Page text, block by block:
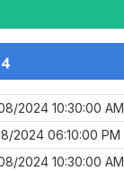
2024 10:30:00 AM
2024 06:10:00 PM
2024 10:30:00 AM